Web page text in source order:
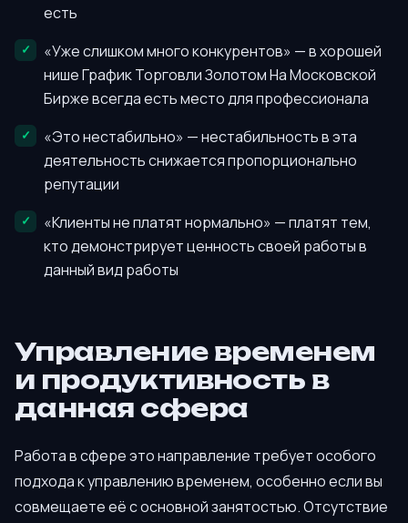
есть
«Уже слишком много конкурентов» — в хорошей
нише График Торговли Золотом На Московской
Бирже всегда есть место для профессионала
«Это нестабильно» — нестабильность в эта
деятельность снижается пропорционально
репутации
«Клиенты не платят нормально» — платят тем,
кто демонстрирует ценность своей работы в
данный вид работы
Управление временем
и продуктивность в
данная сфера
Работа в сфере это направление требует особого
подхода к управлению временем, особенно если вы
совмещаете её с основной занятостью. Отсутствие